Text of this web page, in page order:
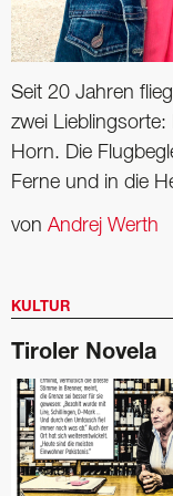
Seit 20 Jahren
zwei
Horn. Die
Ferne und in die
von Andrej Werth
KULTUR
Tiroler Novela